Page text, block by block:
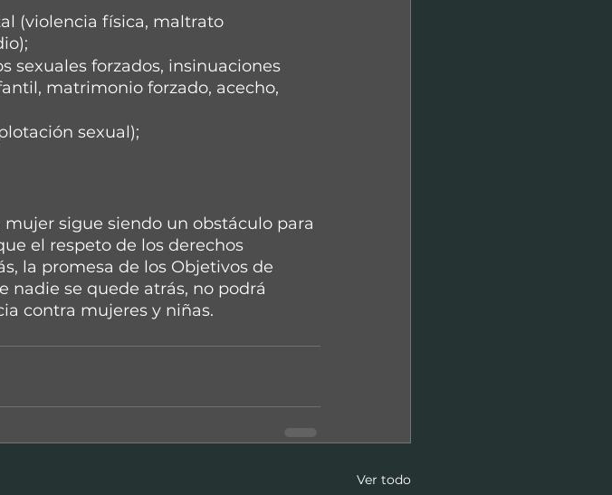
(violencia física, maltrato
sexuales forzados, insinuaciones
matrimonio forzado, acecho,
sexual);
sigue siendo un obstáculo para
el respeto de los derechos
la promesa de los Objetivos de
nadie se quede atrás, no podrá
contra mujeres y niñas.
Ver todo